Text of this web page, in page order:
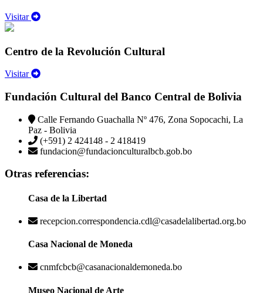
Visitar
Centro de la Revolución Cultural
Visitar
Fundación Cultural del Banco Central de Bolivia
Calle Fernando Guachalla Nº 476, Zona Sopocachi, La
Paz - Bolivia
(+591) 2 424148 - 2 418419
fundacion@fundacionculturalbcb.gob.bo
Otras referencias:
Casa de la Libertad
recepcion.correspondencia.cdl@casadelalibertad.org.bo
Casa Nacional de Moneda
cnmfcbcb@casanacionaldemoneda.bo
Museo Nacional de Arte